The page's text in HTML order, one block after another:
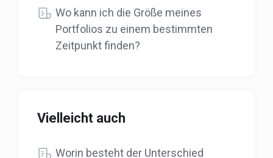
Wo kann ich die Größe meines
Portfolios zu einem bestimmten
Zeitpunkt finden?
Vielleicht auch
Worin besteht der Unterschied